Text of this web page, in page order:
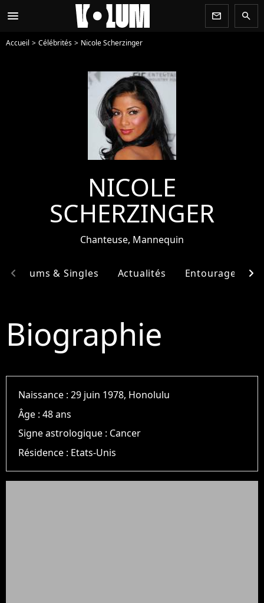
menu newsletter search
Accueil Célébrités Nicole Scherzinger
NICOLE
SCHERZINGER
Chanteuse, Mannequin
Albums & Singles Actualités Entourage
chevron_left chevron_right
Biographie
Naissance :29 juin 1978, Honolulu
Âge :48 ans
Signe astrologique : Cancer
Résidence : Etats-Unis